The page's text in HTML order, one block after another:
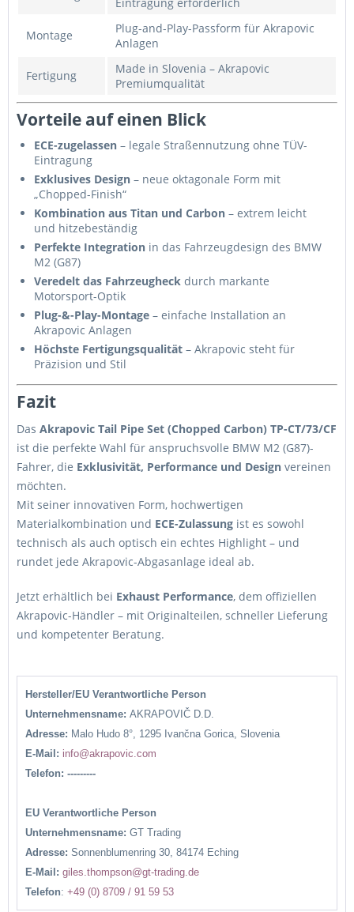
Montage
Plug-and-Play-Passform für Akrapovic
Anlagen
Fertigung
Made in Slovenia – Akrapovic
Premiumqualität
Vorteile auf einen Blick
ECE-zugelassen – legale Straßennutzung ohne TÜV-
Eintragung
Exklusives Design – neue oktagonale Form mit
„Chopped-Finish“
Kombination aus Titan und Carbon – extrem leicht
und hitzebeständig
Perfekte Integration in das Fahrzeugdesign des BMW
M2 (G87)
Veredelt das Fahrzeugheck durch markante
Motorsport-Optik
Plug-&-Play-Montage – einfache Installation an
Akrapovic Anlagen
Höchste Fertigungsqualität – Akrapovic steht für
Präzision und Stil
Fazit
Das Akrapovic Tail Pipe Set (Chopped Carbon) TP-CT/73/CF
ist die perfekte Wahl für anspruchsvolle BMW M2 (G87)-
Fahrer, die Exklusivität, Performance und Design vereinen
möchten.
Mit seiner innovativen Form, hochwertigen
Materialkombination und ECE-Zulassung ist es sowohl
technisch als auch optisch ein echtes Highlight – und
rundet jede Akrapovic-Abgasanlage ideal ab.
Jetzt erhältlich bei Exhaust Performance, dem offiziellen
Akrapovic-Händler – mit Originalteilen, schneller Lieferung
und kompetenter Beratung.
Hersteller/EU Verantwortliche Person
Unternehmensname: AKRAPOVIČ D.D.
Adresse: Malo Hudo 8°, 1295 Ivančna Gorica, Slovenia
E-Mail: info@akrapovic.com
Telefon: ---------
EU Verantwortliche Person
Unternehmensname: GT Trading
Adresse: Sonnenblumenring 30, 84174 Eching
E-Mail: giles.thompson@gt-trading.de
Telefon: +49 (0) 8709 / 91 59 53